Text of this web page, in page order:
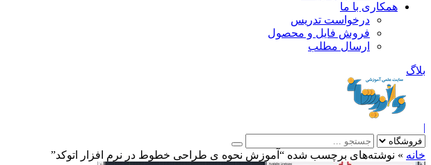
همکاری با ما
درخواست تدریس
فروش فایل و محصول
ارسال مطلب
بلاگ
|
خانه » نوشته‌های برچسب شده “آموزش نحوه ی طراحی خطوط در نرم افزار اتوکد”